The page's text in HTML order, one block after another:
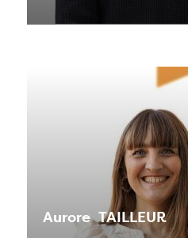
Aurore TAILLEUR